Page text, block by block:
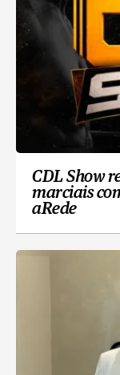
CDL Show
marciais
aRede